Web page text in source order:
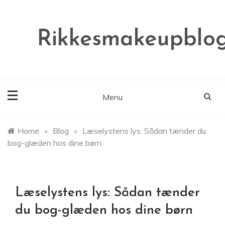
Menu
Home » Blog » Læselystens lys: Sådan tænder du
bog-glæden hos dine børn
Læselystens lys: Sådan tænder
du bog-glæden hos dine børn